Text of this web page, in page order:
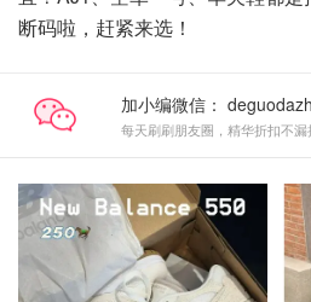
断码啦，赶紧来选！
加小编微信：
每天刷刷朋友圈，精华折扣不漏